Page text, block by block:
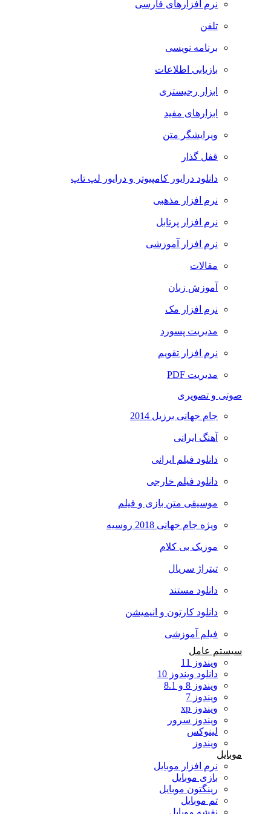
نرم افزارهای فارسی
تلفن
برنامه نویسی
بازیابی اطلاعات
ابزار رجیستری
ابزارهای مفید
ویرایشگر متن
قفل گذار
دانلود درایور کامپیوتر و درایور لپ تاپ
نرم افزار مذهبی
نرم افزار پرتابل
نرم افزار آموزشی
مقالات
آموزش زبان
نرم افزار مک
مدیریت پسورد
نرم افزار تقویم
مدیریت PDF
صوتی و تصویری
جام جهانی برزیل 2014
آهنگ ایرانی
دانلود فیلم ایرانی
دانلود فیلم خارجی
موسیقی متن بازی و فیلم
ویژه جام جهانی 2018 روسیه
موزیک بی کلام
تیتراژ سریال
دانلود مستند
دانلود کارتون و انیمیشن
فیلم آموزشی
سیستم عامل
ویندوز 11
دانلود ویندوز 10
ویندوز 8 و 8.1
ویندوز 7
ویندوز xp
ویندوز سرور
لینوکس
ویندوز
نرم افزار موبایل
بازی موبایل
رینگتون موبایل
تم موبایل
نقشه موبایل